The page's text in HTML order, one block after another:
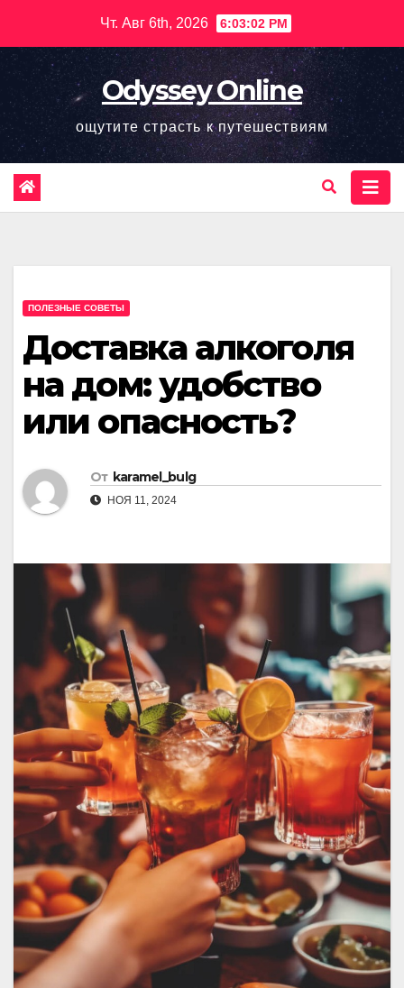
содержимому
Чт. Авг 6th, 2026 6:03:03 PM
Odyssey Online
ощутите страсть к путешествиям
ПОЛЕЗНЫЕ СОВЕТЫ
Доставка алкоголя
на дом: удобство
или опасность?
От karamel_bulg
НОЯ 11, 2024